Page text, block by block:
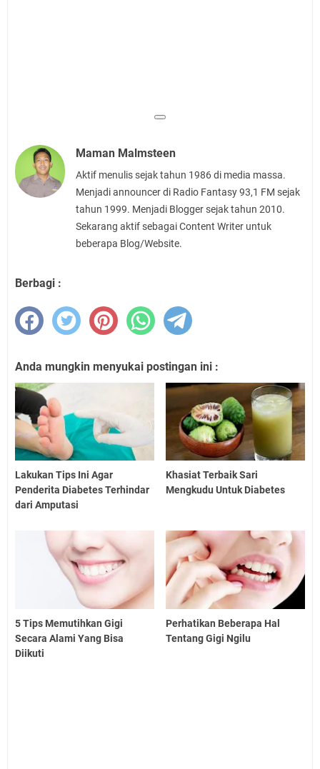
Maman Malmsteen
Aktif menulis sejak tahun 1986 di media massa.
Menjadi announcer di Radio Fantasy 93,1 FM sejak
tahun 1999. Menjadi Blogger sejak tahun 2010.
Sekarang aktif sebagai Content Writer untuk
beberapa Blog/Website.
Berbagi :
Anda mungkin menyukai postingan ini :
Lakukan Tips Ini Agar
Penderita Diabetes Terhindar
dari Amputasi
Khasiat Terbaik Sari
Mengkudu Untuk Diabetes
5 Tips Memutihkan Gigi
Secara Alami Yang Bisa
Diikuti
Perhatikan Beberapa Hal
Tentang Gigi Ngilu